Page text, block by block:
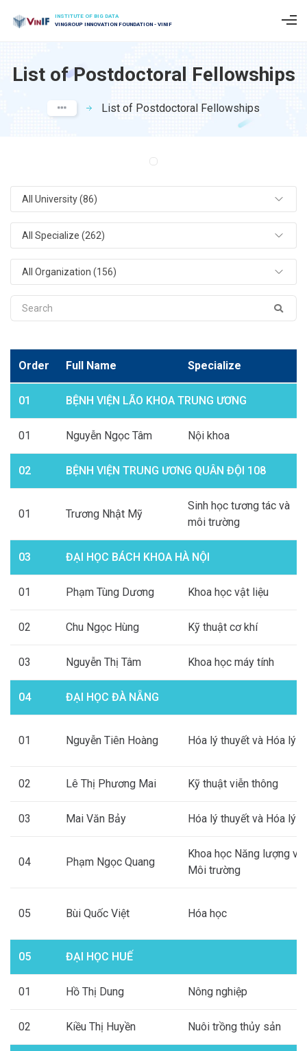
INSTITUTE OF BIG DATA
VINGROUP INNOVATION FOUNDATION - VINIF
List of Postdoctoral Fellowships
List of Postdoctoral Fellowships
All University (86)
All Specialize (262)
All Organization (156)
Order Full Name Specialize
01 BỆNH VIỆN LÃO KHOA TRUNG ƯƠNG
01 Nguyễn Ngọc Tâm Nội khoa
02 BỆNH VIỆN TRUNG ƯƠNG QUÂN ĐỘI 108
01 Trương Nhật Mỹ
Sinh học tương tác và
môi trường
03 ĐẠI HỌC BÁCH KHOA HÀ NỘI
01 Phạm Tùng Dương Khoa học vật liệu
02 Chu Ngọc Hùng Kỹ thuật cơ khí
03 Nguyễn Thị Tâm Khoa học máy tính
04 ĐẠI HỌC ĐÀ NẴNG
01 Nguyễn Tiên Hoàng Hóa lý thuyết và Hóa lý
02 Lê Thị Phương Mai Kỹ thuật viễn thông
03 Mai Văn Bảy Hóa lý thuyết và Hóa lý
04 Phạm Ngọc Quang
Khoa học Năng lượng và
Môi trường
05 Bùi Quốc Việt Hóa học
05 ĐẠI HỌC HUẾ
01 Hồ Thị Dung Nông nghiệp
02 Kiều Thị Huyền Nuôi trồng thủy sản